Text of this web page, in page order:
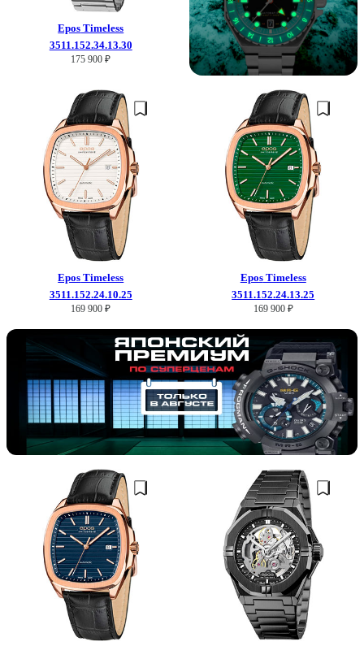
Epos Timeless
3511.152.34.13.30
175 900 ₽
Epos Timeless
3511.152.24.10.25
169 900 ₽
EposTimeless
3511.152.24.13.25
169 900 ₽